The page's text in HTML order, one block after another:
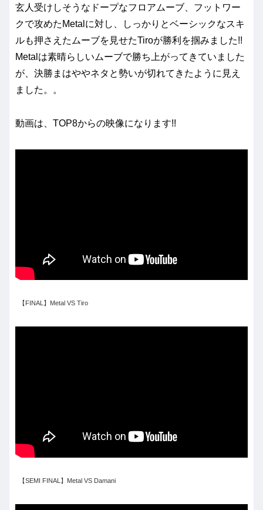
玄人受けしそうなドープなフロアムーブ、フットワー
クで攻めたMetalに対し、しっかりとベーシックなスキ
ルも押さえたムーブを見せたTiroが勝利を掴みました!!
Metalは素晴らしいムーブで勝ち上がってきていました
が、決勝まはややネタと勢いが切れてきたように見え
ました。。
動画は、TOP8からの映像になります!!
【FINAL】Metal VS Tiro
【SEMI FINAL】Metal VS Damani